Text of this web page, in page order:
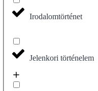
Irodalomtörténet
Jelenkori történelem